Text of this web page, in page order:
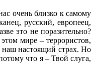
очень близко к самому
русский, европеец,
это не поразительно?
мире – террористов,
наш настоящий страх. Но
что я – Твой слуга,